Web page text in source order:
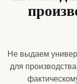
Не выдаем
для